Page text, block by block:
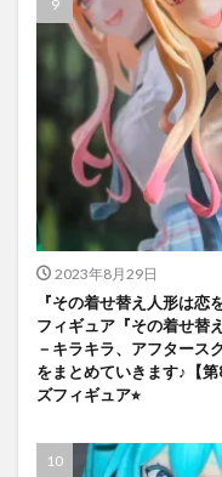
2023年8月29日
『その着せ替え人形は
フィギュア『その着せ替
－キラキラ、アフタース
をまとめていきます♪【
ズフィギュア⭐︎